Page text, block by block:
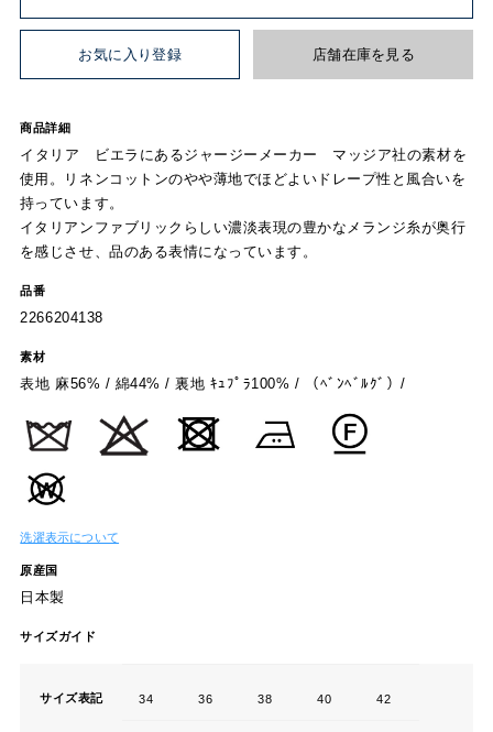
お気に入り登録 店舗在庫を見る
商品詳細
イタリア ビエラにあるジャージーメーカー マッジア社の素材を
使用。リネンコットンのやや薄地でほどよいドレープ性と風合いを
持っています。
イタリアンファブリックらしい濃淡表現の豊かなメランジ糸が奥行
を感じさせ、品のある表情になっています。
品番
2266204138
素材
表地 麻56% / 綿44% / 裏地 ｷｭﾌﾟﾗ100% / （ﾍﾞﾝﾍﾞﾙｸﾞ）/
洗濯表示について
原産国
日本製
サイズガイド
サイズ表記 34 36 38 40 42